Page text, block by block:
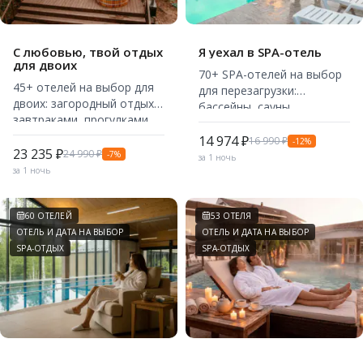
С любовью, твой отдых
для двоих
45+ отелей на выбор для
двоих: загородный отдых с
завтраками, прогулками,
SPA и романтической
атмосферой.
23 235 ₽24 990 ₽ -7%
за 1 ночь
Я уехал в SPA-отель
70+ SPA-отелей на выбор
для перезагрузки:
бассейны, сауны,
хаммамы, массажи и
комфортное размещение.
14 974 ₽16 990 ₽ -12%
за 1 ночь
60 ОТЕЛЕЙ
ОТЕЛЬ И ДАТА НА ВЫБОР
SPA-ОТДЫХ
53 ОТЕЛЯ
ОТЕЛЬ И ДАТА НА ВЫБОР
SPA-ОТДЫХ